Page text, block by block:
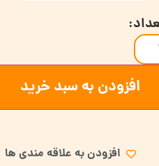
افزودن به سبد خرید
افزودن به علاقه مندی ها